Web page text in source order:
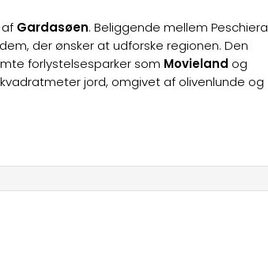
Gardasøen. Beliggende mellem Peschiera
der ønsker at udforske regionen. Den
forlystelsesparker som Movieland og
kvadratmeter jord, omgivet af olivenlunde og